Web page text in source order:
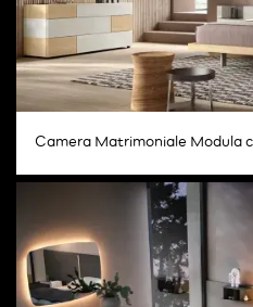
Camera Matrimoniale Modula